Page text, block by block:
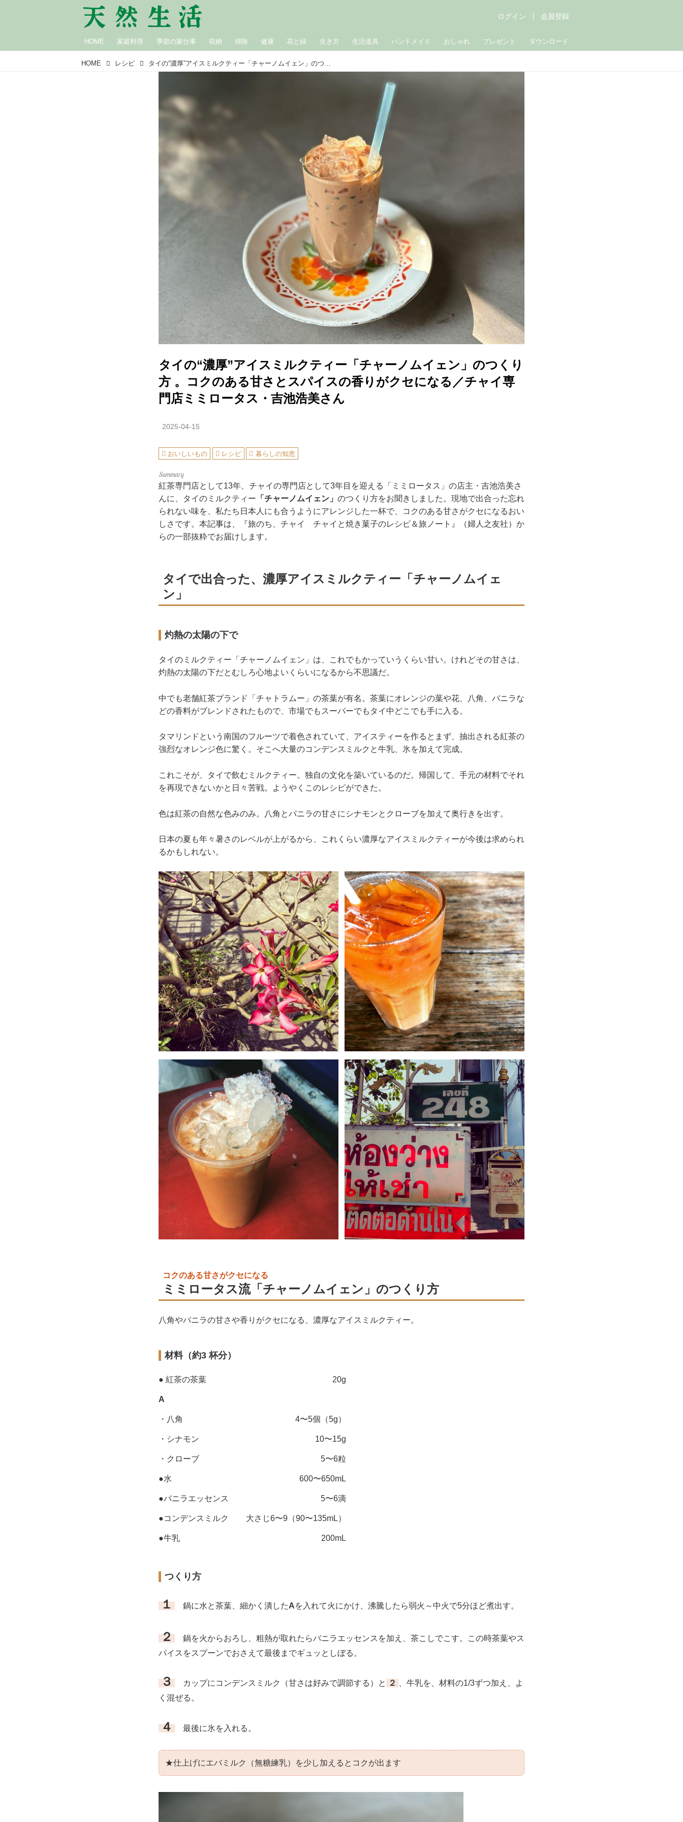
HOME 家庭料理 季節の家仕事 収納 掃除 健康 花と緑 生き方 生活道具 ハンドメイド おしゃれ プレゼント ダウンロード
ログイン 会員登録
HOME レシピ タイの“濃厚”アイスミルクティー「チャーノムイェン」のつくり方 。コクのある甘さとスパイスの香りがクセになる／チャイ専門店ミミロータス・吉池浩美さん
タイの“濃厚”アイスミルクティー「チャーノムイェン」のつくり
方 。コクのある甘さとスパイスの香りがクセになる／チャイ専
門店ミミロータス・吉池浩美さん
2025-04-15
おいしいもの レシピ 暮らしの知恵
紅茶専門店として13年、チャイの専門店として3年目を迎える「ミミロータス」の店主・吉池浩美さ
んに、タイのミルクティー 「チャーノムイェン」 のつくり方をお聞きしました。現地で出合った忘れ
られない味を、私たち日本人にも合うようにアレンジした一杯で、コクのある甘さがクセになるおい
しさです。本記事は、『旅のち、チャイ チャイと焼き菓子のレシピ＆旅ノート』（婦人之友社）か
らの一部抜粋でお届けします。
タイで出合った、濃厚アイスミルクティー「チャーノムイェ
ン」
灼熱の太陽の下で
タイのミルクティー「チャーノムイェン」は、これでもかっていうくらい甘い。けれどその甘さは、
灼熱の太陽の下だとむしろ心地よいくらいになるから不思議だ。
中でも老舗紅茶ブランド「チャトラムー」の茶葉が有名。茶葉にオレンジの葉や花、八角、バニラな
どの香料がブレンドされたもので、市場でもスーパーでもタイ中どこでも手に入る。
タマリンドという南国のフルーツで着色されていて、アイスティーを作るとまず、抽出される紅茶の
強烈なオレンジ色に驚く。そこへ大量のコンデンスミルクと牛乳、氷を加えて完成。
これこそが、タイで飲むミルクティー。独自の文化を築いているのだ。帰国して、手元の材料でそれ
を再現できないかと日々苦戦。ようやくこのレシピができた。
色は紅茶の自然な色みのみ。八角とバニラの甘さにシナモンとクローブを加えて奥行きを出す。
日本の夏も年々暑さのレベルが上がるから、これくらい濃厚なアイスミルクティーが今後は求められ
るかもしれない。
コクのある甘さがクセになる
ミミロータス流「チャーノムイェン」のつくり方
八角やバニラの甘さや香りがクセになる、濃厚なアイスミルクティー。
材料（約3 杯分）
● 紅茶の茶葉 20g
A
・八角 4〜5個（5g）
・シナモン 10〜15g
・クローブ 5〜6粒
●水 600〜650mL
●バニラエッセンス 5〜6滴
●コンデンスミルク 大さじ6〜9（90〜135mL）
●牛乳 200mL
つくり方
１ 鍋に水と茶葉、細かく潰したAを入れて火にかけ、沸騰したら弱火～中火で5分ほど煮出す。
２
鍋を火からおろし、粗熱が取れたらバニラエッセンスを加え、茶こしでこす。この時茶葉やス
パイスをスプーンでおさえて最後までギュッとしぼる。
３ カップにコンデンスミルク（甘さは好みで調節する）と ２ 、牛乳を、材料の1/3ずつ加え、よ
く混ぜる。
４ 最後に氷を入れる。
★仕上げにエバミルク（無糖練乳）を少し加えるとコクが出ます